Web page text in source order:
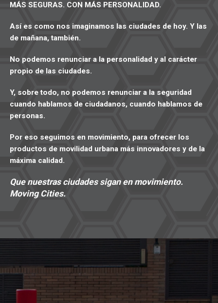
MÁS SEGURAS. CON MÁS PERSONALIDAD.
Así es como nos imaginamos las ciudades de hoy. Y las
de mañana, también.
No podemos renunciar a la personalidad y al carácter
propio de las ciudades.
Y, sobre todo, no podemos renunciar a la seguridad
cuando hablamos de ciudadanos, cuando hablamos de
personas.
Por eso seguimos en movimiento, para ofrecer los
productos de movilidad urbana más innovadores y de la
máxima calidad.
Que nuestras ciudades sigan en movimiento.
Moving Cities.